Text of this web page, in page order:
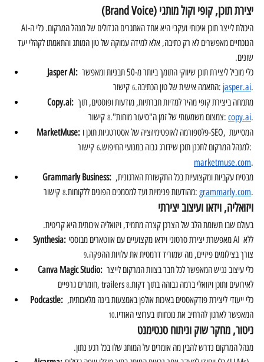
יצירת תוכן, קופי וקול מותגי (Brand Voice)
הנוכחיים מאפשרים לא רק כתיבה, אלא למידה עמוקה של טון המותג והתאמתו לקהלי יעד
שונים.
Jasper AI:
התאמה אישית של טון הכתיבה.6 קישור: jasper.ai.
Copy.ai:
צמצום משמעותי של זמן ה"סיעור מוחות".8 קישור: copy.ai.
MarketMuse:
למנהל המרקום לתכנן תוכן שידורג גבוה במנועי החיפוש.6
קישור:
marketmuse.com.
Grammarly Business:
מהודעות פנימיות ועד למסמכים הפונים ללקוחות.8 קישור: grammarly.com.
ויזואליה, וידאו ועיצוב יצירתי
בעולם שבו תשומת הלב של הצרכן קצרה מתמיד, ויזואליה איכותית היא קריטית.
Synthesia:
צורך בצילומים פיזיים, מה שמוריד דרמטית את עלויות ההפקה.9
Canva Magic Studio:
חומרים גרפיים, trailers לאירועים ותוכן ויזואלי ברמה גבוהה בתוך דקות.8
Podcastle:
המאפשר לארגון להרחיב את נוכחותו בערוצי האודיו.10
ניטור, מחקר שוק וניתוח סנטימנט
מנהל המרקום נדרש להבין מה אומרים על המותג שלו בכל רגע נתון.